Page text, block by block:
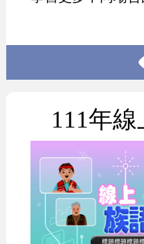
111年